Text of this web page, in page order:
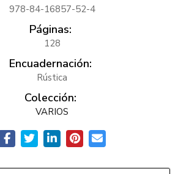
978-84-16857-52-4
Páginas:
128
Encuadernación:
Rústica
Colección:
VARIOS